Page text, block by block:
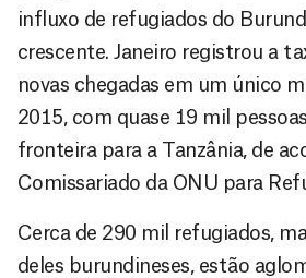
influxo de refugiados do
crescente. Janeiro registrou a
novas chegadas em um único
2015, com quase 19 mil
fronteira para a Tanzânia, de
Comissariado da ONU para
Cerca de 290 mil refugiados,
deles burundineses, estão